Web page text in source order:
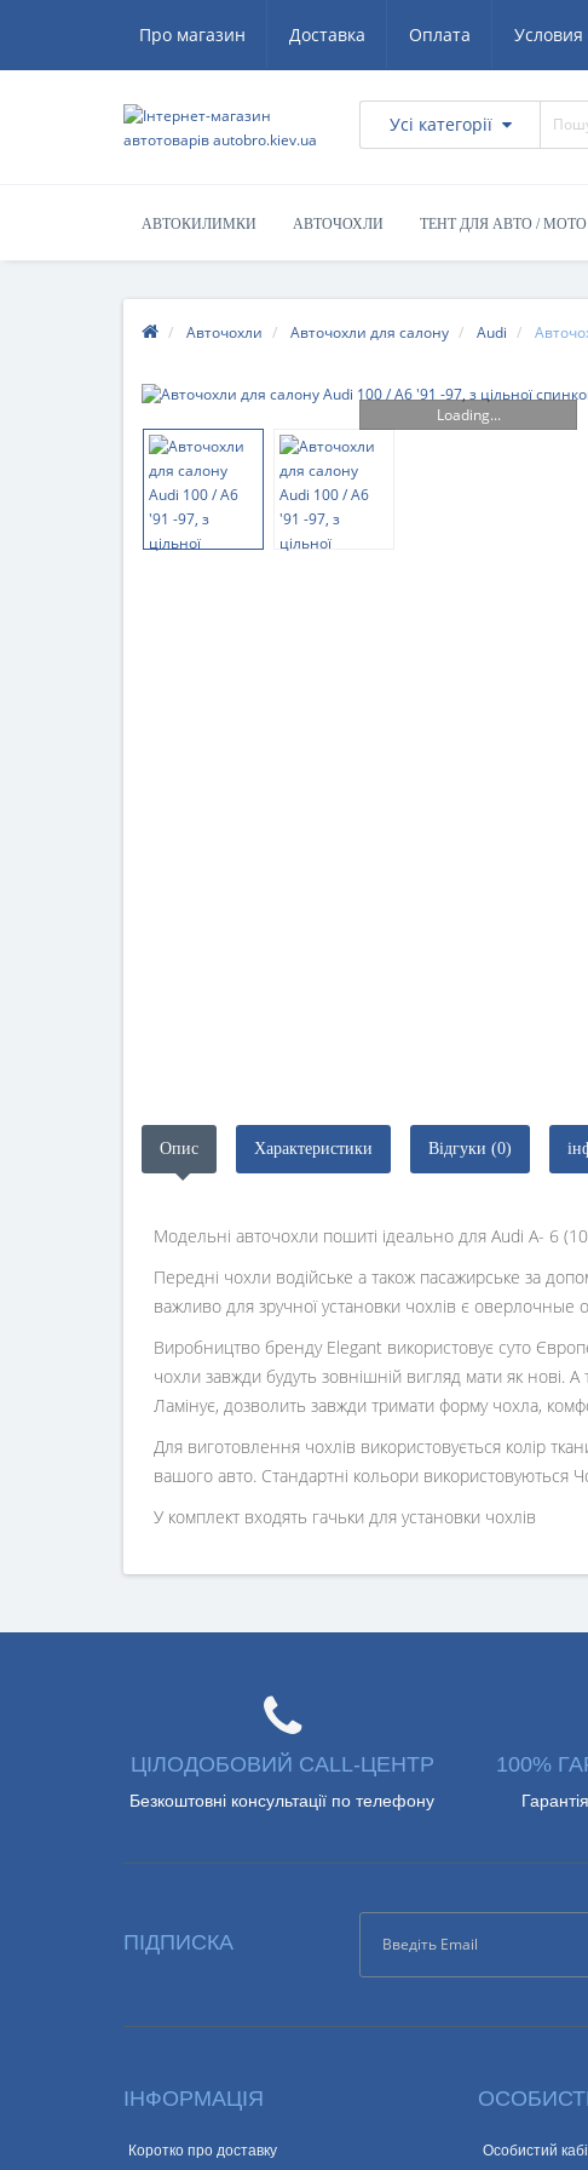
Про магазин Доставка Оплата
Усі категорії
АВТОКИЛИМКИ АВТОЧОХЛИ ТЕНТ ДЛЯ АВТО / МОТО
Авточохли Авточохли для салону Audi
Loading...
Опис Характеристики Відгуки (0)
Модельні авточохли пошиті ідеально для Audi А- 6
Передні чохли водійське а також пасажирське за
важливо для зручної установки чохлів є оверлочные
Виробництво бренду Elegant використовує суто
чохли завжди будуть зовнішній вигляд мати як нові.
Ламінує, дозволить завжди тримати форму чохла,
Для виготовлення чохлів використовується колір
вашого авто. Стандартні кольори використовуються
У комплект входять гачьки для установки чохлів
ЦІЛОДОБОВИЙ CALL-ЦЕНТР
Безкоштовні консультації по телефону
100%
ПІДПИСКА
ІНФОРМАЦІЯ
Коротко про доставку Особистий